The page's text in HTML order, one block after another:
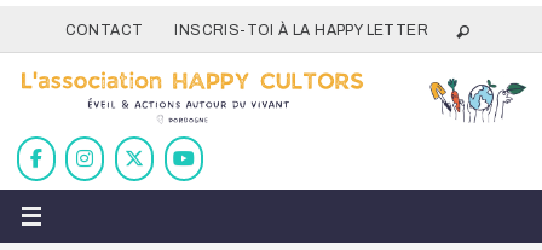
vers
contenu
CONTACT INSCRIS-TOI À LA HAPPY LETTER